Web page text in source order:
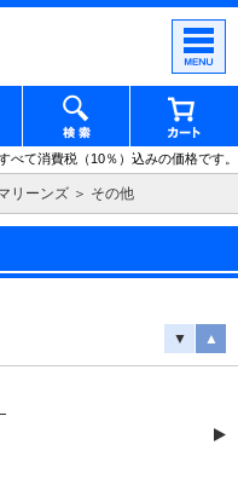
べて消費税（10％）込みの価格です。
リーンズ その他
▼ ▲